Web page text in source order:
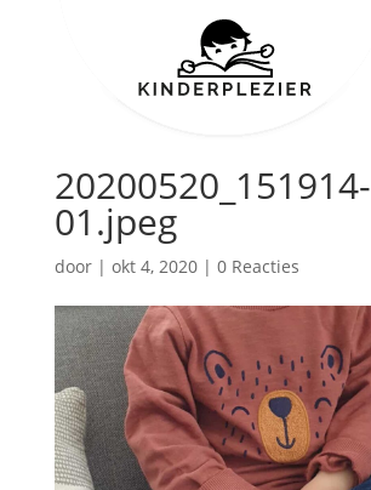
20200520_151914-
01.jpeg
door | okt 4, 2020| 0 Reacties